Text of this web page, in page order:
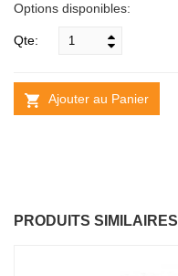
Options disponibles:
Qte:
Ajouter au Panier
PRODUITS SIMILAIRES